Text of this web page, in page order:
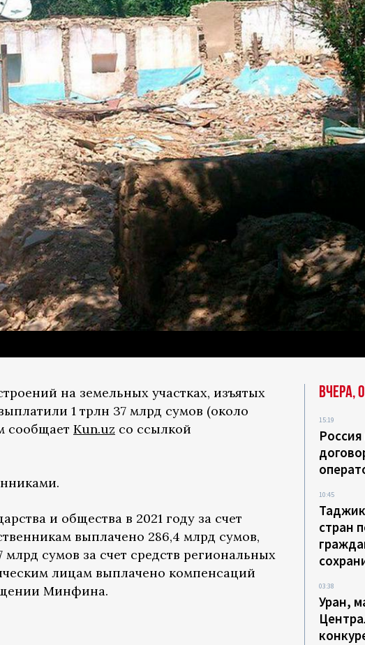
на земельных участках, изъятых
1 трлн 37 млрд сумов (около
сообщает Kun.uz со ссылкой
и общества в 2021 году за счет
выплачено 286,4 млрд сумов,
сумов за счет средств региональных
лицам выплачено компенсаций
Минфина.
Вчера,
15:19
10:45
стран
03:38
Уран,